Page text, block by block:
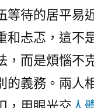
等待的居平易
和忐忑，這不
，而是煩惱不
的義務。兩人